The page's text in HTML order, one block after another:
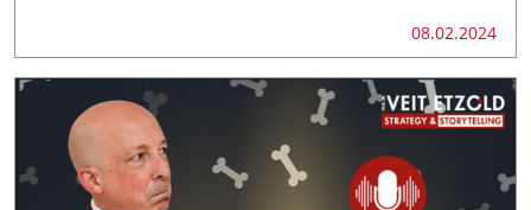
08.02.2024